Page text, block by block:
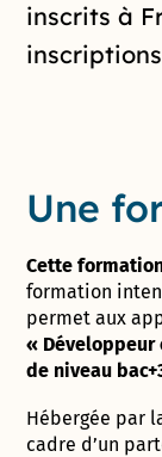
inscrits à
Une
Cette
formation
permet aux
«
de niveau
Hébergée par
cadre d’un